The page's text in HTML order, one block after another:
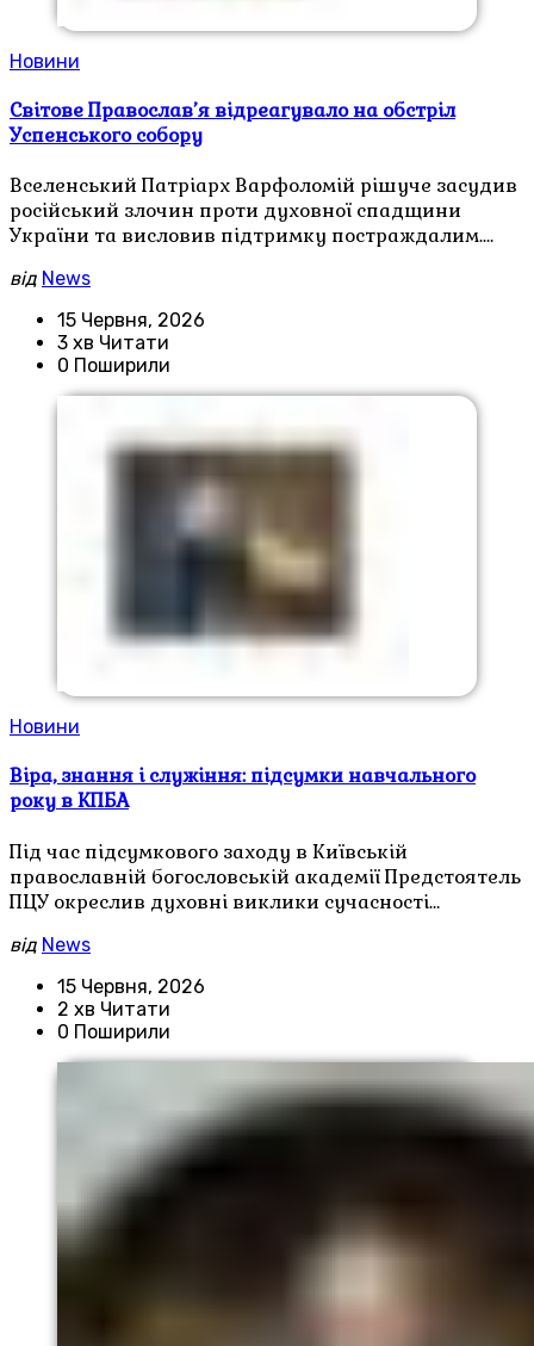
Новини
Світове Православ’я відреагувало на обстріл
Успенського собору
Вселенський Патріарх Варфоломій рішуче засудив
російський злочин проти духовної спадщини
України та висловив підтримку постраждалим.…
від News
15 Червня, 2026
3 хв Читати
0 Поширили
Новини
Віра, знання і служіння: підсумки навчального
року в КПБА
Під час підсумкового заходу в Київській
православній богословській академії Предстоятель
ПЦУ окреслив духовні виклики сучасності…
від News
15 Червня, 2026
2 хв Читати
0 Поширили